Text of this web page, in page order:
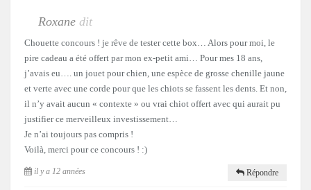
Roxane dit
Chouette concours ! je rêve de tester cette box… Alors pour moi, le
pire cadeau a été offert par mon ex-petit ami… Pour mes 18 ans,
j’avais eu…. un jouet pour chien, une espèce de grosse chenille jaune
et verte avec une corde pour que les chiots se fassent les dents. Et non,
il n’y avait aucun « contexte » ou vrai chiot offert avec qui aurait pu
justifier ce merveilleux investissement…
Je n’ai toujours pas compris !
Voilà, merci pour ce concours ! :)
il y a 12 années Répondre